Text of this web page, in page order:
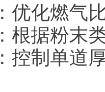
优化燃气
根据粉末
控制单道